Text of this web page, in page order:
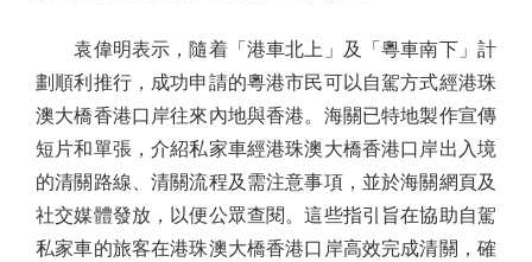
袁偉明表示，隨着「港車北上」及「粵車南下」計
劃順利推行，成功申請的粵港市民可以自駕方式經港珠
澳大橋香港口岸往來內地與香港。海關已特地製作宣傳
短片和單張，介紹私家車經港珠澳大橋香港口岸出入境
的清關路線、清關流程及需注意事項，並於海關網頁及
社交媒體發放，以便公眾查閱。這些指引旨在協助自駕
私家車的旅客在港珠澳大橋香港口岸高效完成清關，確